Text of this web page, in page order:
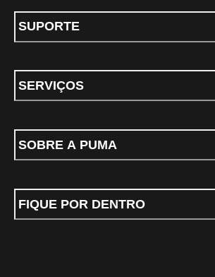
SUPORTE
SERVIÇOS
SOBRE A PUMA
FIQUE POR DENTRO